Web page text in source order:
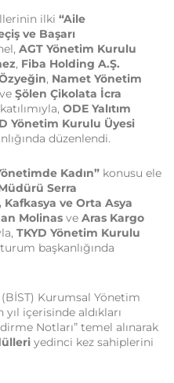
ilki “Aile
ve Başarı
AGT Yönetim Kurulu
, Fiba Holding A.Ş.
, Namet Yönetim
ve Şölen Çikolata İcra
katılımıyla, ODE Yalıtım
Yönetim Kurulu Üyesi
düzenlendi.
Kadın” konusu ele
Serra
Kafkasya ve Orta Asya
Molinas ve Aras Kargo
TKYD Yönetim Kurulu
başkanlığında
(BİST) Kurumsal Yönetim
içerisinde aldıkları
Notları” temel alınarak
yedinci kez sahiplerini